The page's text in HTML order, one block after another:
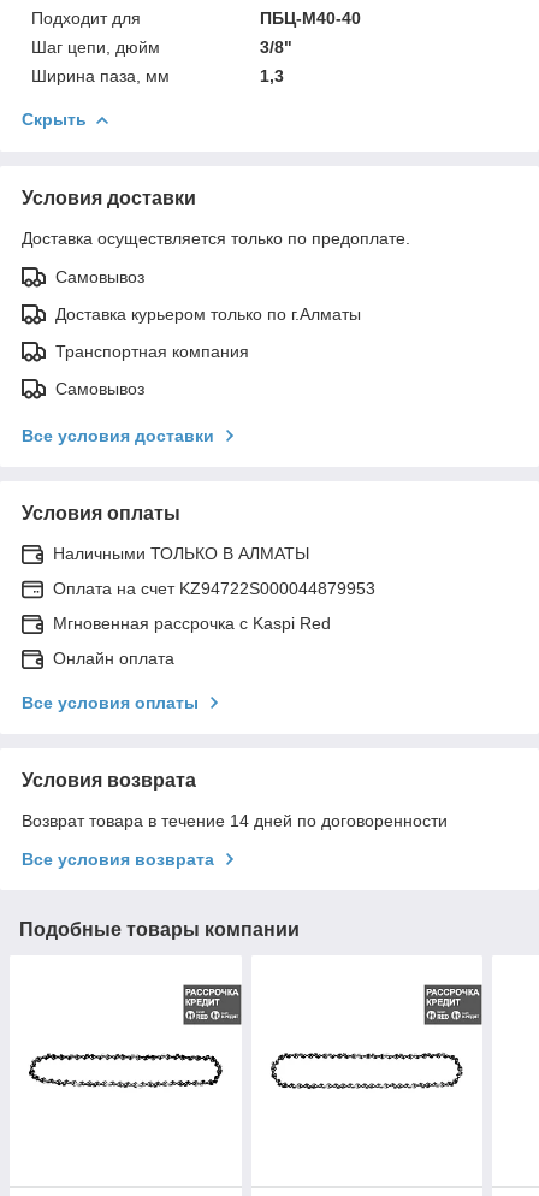
Подходит для
ПБЦ-М40-40
Шаг цепи, дюйм
3/8"
Ширина паза, мм
1,3
Скрыть
Условия доставки
Доставка осуществляется только по предоплате.
Самовывоз
Доставка курьером только по г.Алматы
Транспортная компания
Самовывоз
Все условия доставки
Условия оплаты
Наличными ТОЛЬКО В АЛМАТЫ
Оплата на счет KZ94722S000044879953
Мгновенная рассрочка с Kaspi Red
Онлайн оплата
Все условия оплаты
Условия возврата
Возврат товара в течение 14 дней по договоренности
Все условия возврата
Подобные товары компании